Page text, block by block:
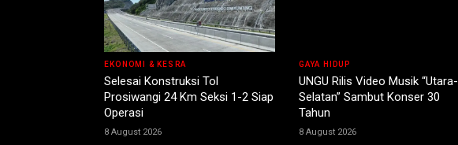
EKONOMI & KESRA
Selesai Konstruksi Tol
Prosiwangi 24 Km Seksi 1-2 Siap
Operasi
8 August 2026
GAYA HIDUP
UNGU Rilis Video Musik “Utara-
Selatan” Sambut Konser 30
Tahun
8 August 2026